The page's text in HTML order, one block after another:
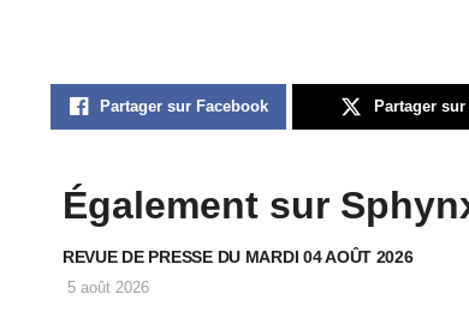
Partager sur Facebook Partager sur
Également sur
REVUE DE PRESSE DU MARDI 04 AOÛT 2026
5 août 2026